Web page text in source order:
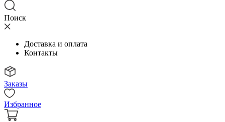
Поиск
Доставка и оплата
Контакты
Заказы
Избранное